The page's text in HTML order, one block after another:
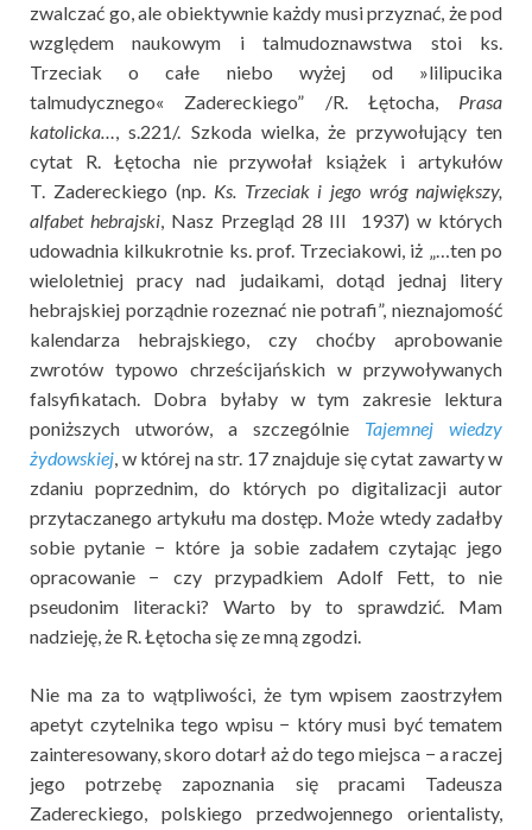
zwalczać go, ale obiektywnie każdy musi przyznać, że pod
względem naukowym i talmudoznawstwa stoi ks.
Trzeciak o całe niebo wyżej od »lilipucika
talmudycznego« Zadereckiego” /R. Łętocha, Prasa
katolicka…, s.221/. Szkoda wielka, że przywołujący ten
cytat R. Łętocha nie przywołał książek i artykułów
T. Zadereckiego (np. Ks. Trzeciak i jego wróg największy,
alfabet hebrajski, Nasz Przegląd 28 III 1937) w których
udowadnia kilkukrotnie ks. prof. Trzeciakowi, iż „…ten po
wieloletniej pracy nad judaikami, dotąd jednaj litery
hebrajskiej porządnie rozeznać nie potrafi”, nieznajomość
kalendarza hebrajskiego, czy choćby aprobowanie
zwrotów typowo chrześcijańskich w przywoływanych
falsyfikatach. Dobra byłaby w tym zakresie lektura
poniższych utworów, a szczególnie Tajemnej wiedzy
żydowskiej, w której na str. 17 znajduje się cytat zawarty w
zdaniu poprzednim, do których po digitalizacji autor
przytaczanego artykułu ma dostęp. Może wtedy zadałby
sobie pytanie − które ja sobie zadałem czytając jego
opracowanie − czy przypadkiem Adolf Fett, to nie
pseudonim literacki? Warto by to sprawdzić. Mam
nadzieję, że R. Łętocha się ze mną zgodzi.
Nie ma za to wątpliwości, że tym wpisem zaostrzyłem
apetyt czytelnika tego wpisu − który musi być tematem
zainteresowany, skoro dotarł aż do tego miejsca − a raczej
jego potrzebę zapoznania się pracami Tadeusza
Zadereckiego, polskiego przedwojennego orientalisty,